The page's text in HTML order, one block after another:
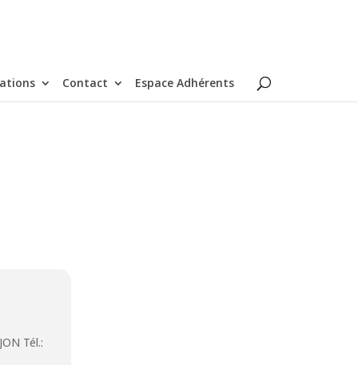
Contact Espace Adhérents
Tél.: